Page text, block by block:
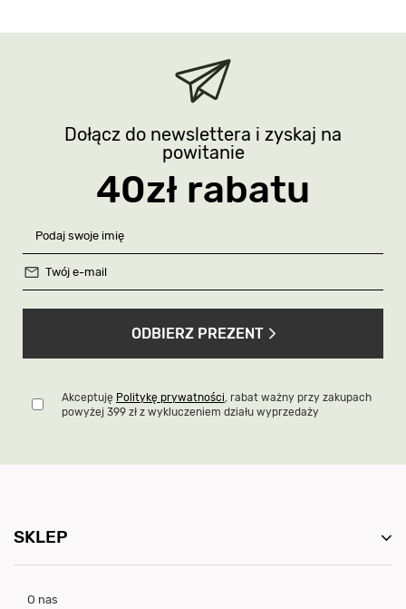
Dołącz do newslettera i zyskaj na
powitanie
40zł rabatu
ODBIERZ PREZENT
Akceptuję Politykę prywatności, rabat ważny przy zakupach
powyżej 399 zł z wykluczeniem działu wyprzedaży
SKLEP
O nas